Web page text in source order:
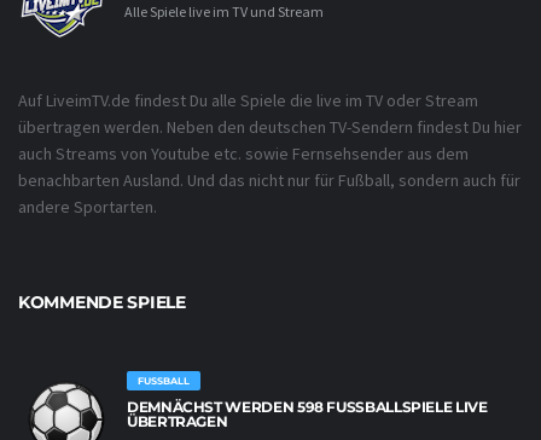
Alle Spiele live im TV und Stream
Auf LiveimTV.de findest Du alle Spiele die live im TV oder Stream
übertragen werden. Neben den deutschen TV-Sendern findest Du hier
auch Streams von Youtube etc. sowie Fernsehsender aus dem
benachbarten Ausland. Und das nicht nur für Fußball, sondern auch für
andere Sportarten.
KOMMENDE SPIELE
FUSSBALL
DEMNÄCHST WERDEN 598 FUSSBALLSPIELE LIVE Ü
BERTRAGEN